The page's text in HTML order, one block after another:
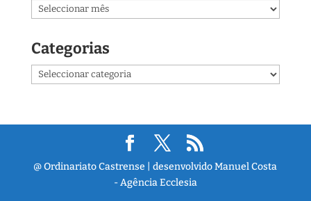
Arquivo
Categorias
Categorias
@ Ordinariato Castrense | desenvolvido Manuel Costa
- Agência Ecclesia